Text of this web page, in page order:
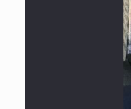
بنيجيريا لعام